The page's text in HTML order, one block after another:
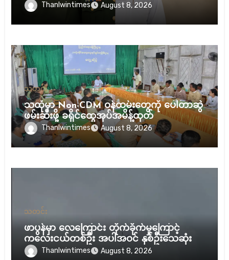
Thanlwintimes August 8, 2026
သတင်း
သထုံမှာ Non-CDM ဝန်ထမ်းတွေကို ပေါ်တာဆွဲ
ဖမ်းဆီးဖို့ ခရိုင်ထွေအုပ်အမိန့်ထုတ်
Thanlwintimes August 8, 2026
သတင်း
ဖာပွန်မှာ လေကြောင်း တိုက်ခိုက်မှုကြောင့်
ကလေးငယ်တစ်ဦး အပါအဝင် နှစ်ဦးသေဆုံး
Thanlwintimes August 8, 2026